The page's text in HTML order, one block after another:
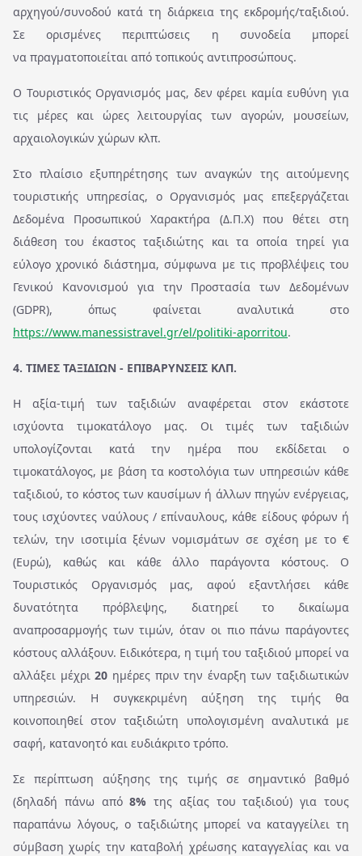
αρχηγού/συνοδού κατά τη διάρκεια της εκδρομής/ταξιδιού.
Σε ορισμένες περιπτώσεις η συνοδεία μπορεί
να πραγματοποιείται από τοπικούς αντιπροσώπους.
Ο Τουριστικός Οργανισμός μας, δεν φέρει καμία ευθύνη για
τις μέρες και ώρες λειτουργίας των αγορών, μουσείων,
αρχαιολογικών χώρων κλπ.
Στο πλαίσιο εξυπηρέτησης των αναγκών της αιτούμενης
τουριστικής υπηρεσίας, ο Οργανισμός μας επεξεργάζεται
Δεδομένα Προσωπικού Χαρακτήρα (Δ.Π.Χ) που θέτει στη
διάθεση του έκαστος ταξιδιώτης και τα οποία τηρεί για
εύλογο χρονικό διάστημα, σύμφωνα με τις προβλέψεις του
Γενικού Κανονισμού για την Προστασία των Δεδομένων
(GDPR), όπως φαίνεται αναλυτικά στο
https://www.manessistravel.gr/el/politiki-aporritou.
4. ΤΙΜΕΣ ΤΑΞΙΔΙΩΝ - ΕΠΙΒΑΡΥΝΣΕΙΣ ΚΛΠ.
Η αξία-τιμή των ταξιδιών αναφέρεται στον εκάστοτε
ισχύοντα τιμοκατάλογο μας. Οι τιμές των ταξιδιών
υπολογίζονται κατά την ημέρα που εκδίδεται ο
τιμοκατάλογος, με βάση τα κοστολόγια των υπηρεσιών κάθε
ταξιδιού, το κόστος των καυσίμων ή άλλων πηγών ενέργειας,
τους ισχύοντες ναύλους / επίναυλους, κάθε είδους φόρων ή
τελών, την ισοτιμία ξένων νομισμάτων σε σχέση με το €
(Ευρώ), καθώς και κάθε άλλο παράγοντα κόστους. Ο
Τουριστικός Οργανισμός μας, αφού εξαντλήσει κάθε
δυνατότητα πρόβλεψης, διατηρεί το δικαίωμα
αναπροσαρμογής των τιμών, όταν οι πιο πάνω παράγοντες
κόστους αλλάξουν. Ειδικότερα, η τιμή του ταξιδιού μπορεί να
αλλάξει μέχρι20 ημέρες πριν την έναρξη των ταξιδιωτικών
υπηρεσιών. Η συγκεκριμένη αύξηση της τιμής θα
κοινοποιηθεί στον ταξιδιώτη υπολογισμένη αναλυτικά με
σαφή, κατανοητό και ευδιάκριτο τρόπο.
Σε περίπτωση αύξησης της τιμής σε σημαντικό βαθμό
(δηλαδή πάνω από8% της αξίας του ταξιδιού) για τους
παραπάνω λόγους, ο ταξιδιώτης μπορεί να καταγγείλει τη
σύμβαση χωρίς την καταβολή χρέωσης καταγγελίας και να